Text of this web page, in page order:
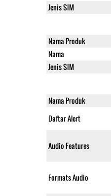
Jenis SIM
Nama Produk
Nama
Jenis SIM
Nama Produk
Daftar Alert
Audio Features
Formats Audio